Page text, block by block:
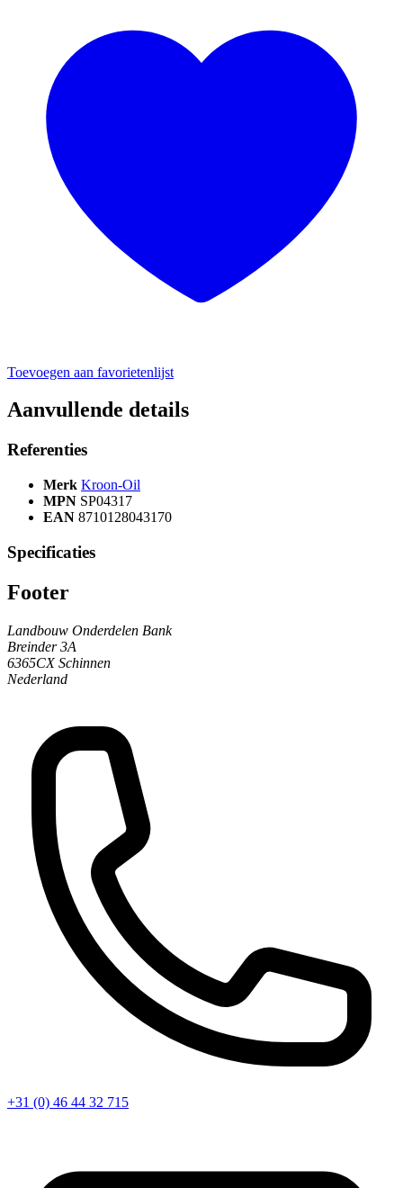
Toevoegen aan favorietenlijst
Aanvullende details
Referenties
Merk Kroon-Oil
MPN SP04317
EAN 8710128043170
Specificaties
Footer
Landbouw Onderdelen Bank
Breinder 3A
6365CX Schinnen
Nederland
+31 (0) 46 44 32 715